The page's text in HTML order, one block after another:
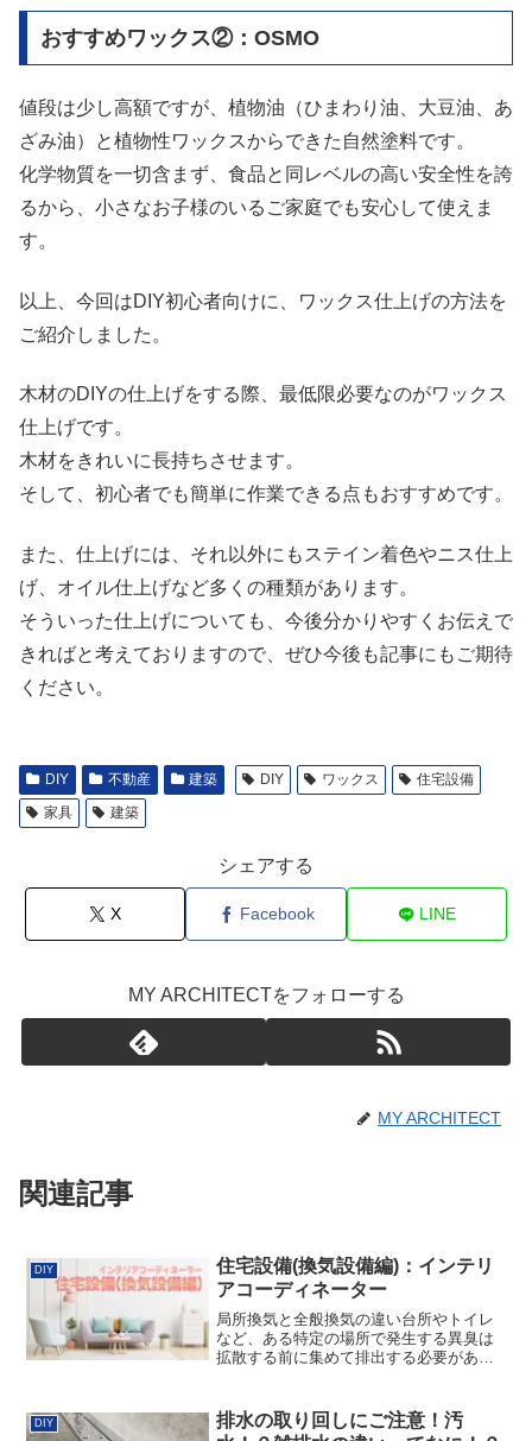
おすすめワックス②：OSMO
値段は少し高額ですが、植物油（ひまわり油、大豆油、あ
ざみ油）と植物性ワックスからできた自然塗料です。
化学物質を一切含まず、食品と同レベルの高い安全性を誇
るから、小さなお子様のいるご家庭でも安心して使えま
す。
以上、今回はDIY初心者向けに、ワックス仕上げの方法を
ご紹介しました。
木材のDIYの仕上げをする際、最低限必要なのがワックス
仕上げです。
木材をきれいに長持ちさせます。
そして、初心者でも簡単に作業できる点もおすすめです。
また、仕上げには、それ以外にもステイン着色やニス仕上
げ、オイル仕上げなど多くの種類があります。
そういった仕上げについても、今後分かりやすくお伝えで
きればと考えておりますので、ぜひ今後も記事にもご期待
ください。
DIY 不動産 建築 DIY ワックス
住宅設備
家具
建築
シェアする
X Facebook LINE
MY ARCHITECTをフォローする
MY ARCHITECT
関連記事
DIY
住宅設備(換気設備編)：インテリ
アコーディネーター
局所換気と全般換気の違い台所やトイレ
など、ある特定の場所で発生する異臭は
拡散する前に集めて排出する必要があ
した第3種換気が採用されることが多い。
一方、酸素の供給、VOC...
DIY
排水の取り回しにご注意！汚